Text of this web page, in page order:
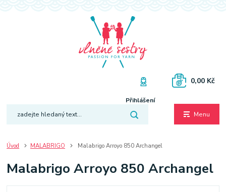
Menu
Přihlášení
0,00 Kč
Úvod MALABRIGO Malabrigo Arroyo 850 Archangel
Malabrigo Arroyo 850 Archangel